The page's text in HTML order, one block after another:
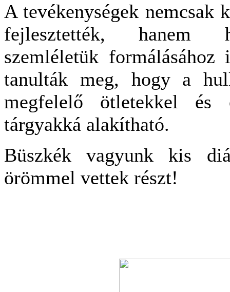
A tevékenységek nemcsak
fejlesztették, hanem
szemléletük
tanulták meg, hogy a
megfelelő ötletekkel és
tárgyakká alakítható.
Büszkék vagyunk kis
örömmel vettek részt!